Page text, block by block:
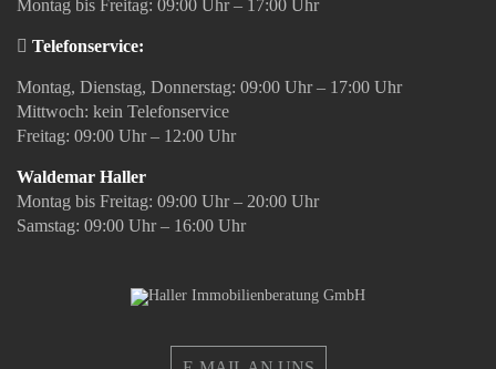
Montag bis Freitag: 09:00 Uhr – 17:00 Uhr
Telefonservice:
Montag, Dienstag, Donnerstag: 09:00 Uhr – 17:00 Uhr
Mittwoch: kein Telefonservice
Freitag: 09:00 Uhr – 12:00 Uhr
Waldemar Haller
Montag bis Freitag: 09:00 Uhr – 20:00 Uhr
Samstag: 09:00 Uhr – 16:00 Uhr